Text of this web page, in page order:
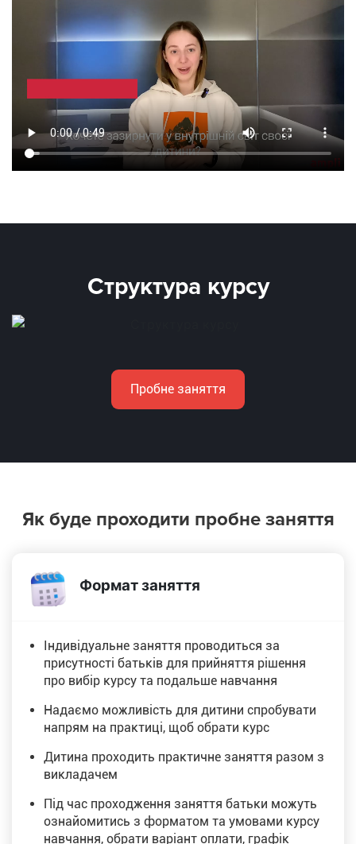
Структура курсу
Пробне заняття
Як буде проходити пробне заняття
Формат заняття
Індивідуальне заняття проводиться за
присутності батьків для прийняття рішення
про вибір курсу та подальше навчання
Надаємо можливість для дитини спробувати
напрям на практиці, щоб обрати курс
Дитина проходить практичне заняття разом з
викладачем
Під час проходження заняття батьки можуть
ознайомитись з форматом та умовами курсу
навчання, обрати варіант оплати, графік